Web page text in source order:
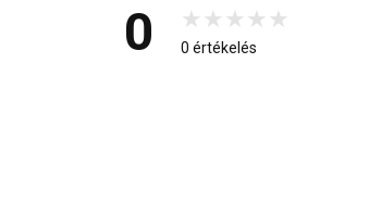
0 0 értékelés